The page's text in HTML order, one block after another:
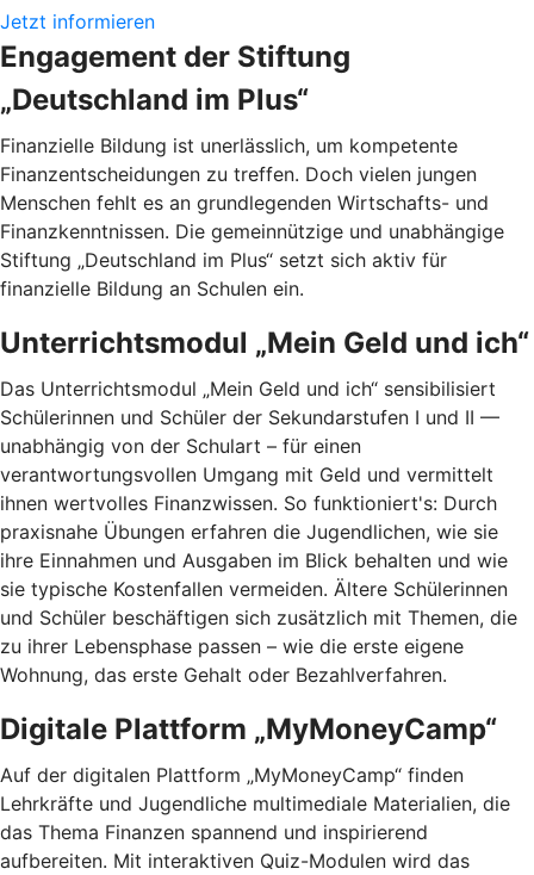
Jetzt informieren
Engagement der Stiftung
„Deutschland im Plus“
Finanzielle Bildung ist unerlässlich, um kompetente
Finanzentscheidungen zu treffen. Doch vielen jungen
Menschen fehlt es an grundlegenden Wirtschafts- und
Finanzkenntnissen. Die gemeinnützige und unabhängige
Stiftung „Deutschland im Plus“ setzt sich aktiv für
finanzielle Bildung an Schulen ein.
Unterrichtsmodul „Mein Geld und ich“
Das Unterrichtsmodul „Mein Geld und ich“ sensibilisiert
Schülerinnen und Schüler der Sekundarstufen I und II —
unabhängig von der Schulart – für einen
verantwortungsvollen Umgang mit Geld und vermittelt
ihnen wertvolles Finanzwissen. So funktioniert's: Durch
praxisnahe Übungen erfahren die Jugendlichen, wie sie
ihre Einnahmen und Ausgaben im Blick behalten und wie
sie typische Kostenfallen vermeiden. Ältere Schülerinnen
und Schüler beschäftigen sich zusätzlich mit Themen, die
zu ihrer Lebensphase passen – wie die erste eigene
Wohnung, das erste Gehalt oder Bezahlverfahren.
Digitale Plattform „MyMoneyCamp“
Auf der digitalen Plattform „MyMoneyCamp“ finden
Lehrkräfte und Jugendliche multimediale Materialien, die
das Thema Finanzen spannend und inspirierend
aufbereiten. Mit interaktiven Quiz-Modulen wird das